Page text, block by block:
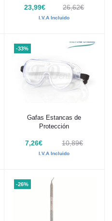
23,99€ 26,62€
I.V.A Incluido
-33%
Añadir al carrito
Gafas Estancas de
Protección
7,26€ 10,89€
I.V.A Incluido
-26%